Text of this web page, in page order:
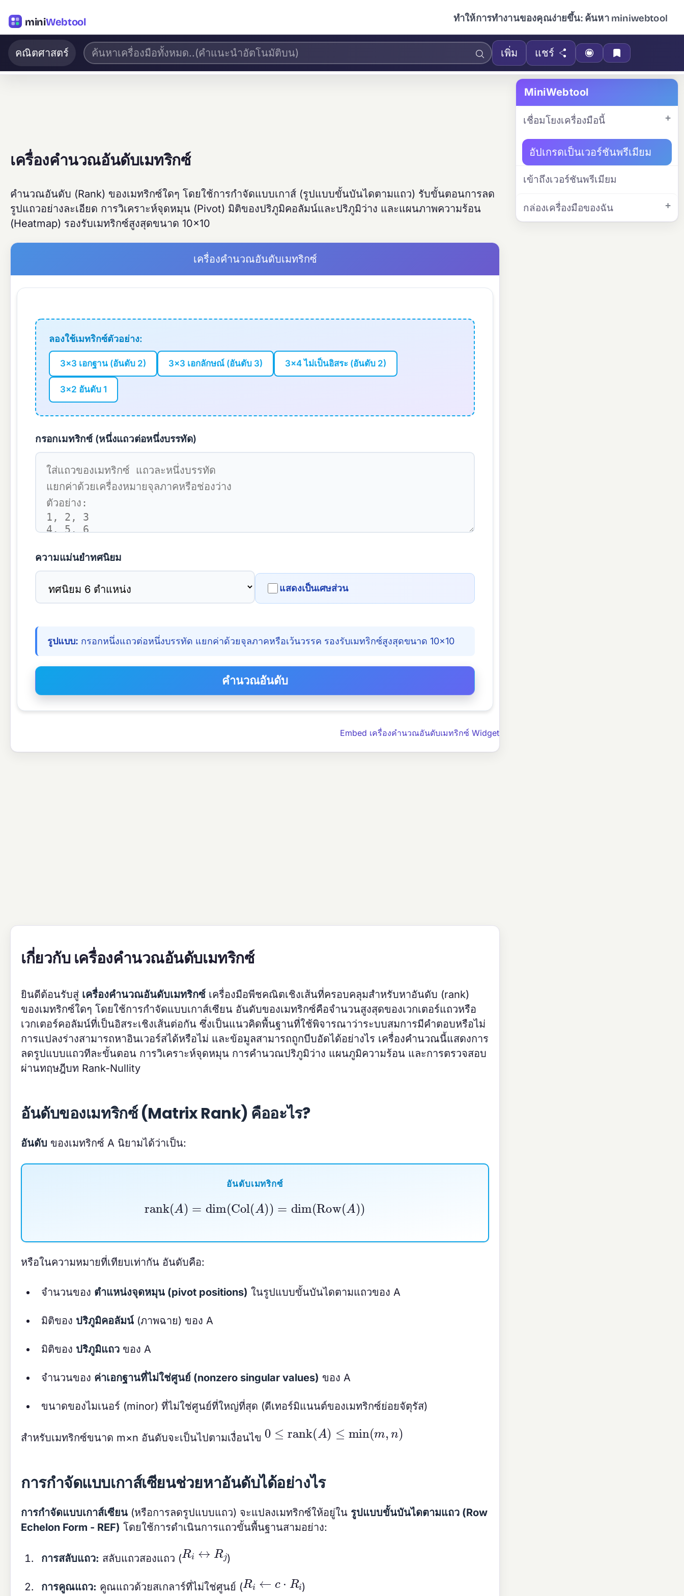
miniWebtool ทำให้การทำงานของคุณง่ายขึ้น: ค้นหา miniwebtool
คณิตศาสตร์ เพิ่ม แชร์
เครื่องคำนวณอันดับเมทริกซ์
คำนวณอันดับ (Rank) ของเมทริกซ์ใดๆ โดยใช้การกำจัดแบบเกาส์ (รูปแบบขั้นบันไดตามแถว) รับขั้นตอนการลด
รูปแถวอย่างละเอียด การวิเคราะห์จุดหมุน (Pivot) มิติของปริภูมิคอลัมน์และปริภูมิว่าง และแผนภาพความร้อน
(Heatmap) รองรับเมทริกซ์สูงสุดขนาด 10×10
เครื่องคำนวณอันดับเมทริกซ์
ลองใช้เมทริกซ์ตัวอย่าง:
3×3 เอกฐาน (อันดับ 2) 3×3 เอกลักษณ์ (อันดับ 3) 3×4 ไม่เป็นอิสระ (อันดับ 2)
3×2 อันดับ 1
กรอกเมทริกซ์ (หนึ่งแถวต่อหนึ่งบรรทัด)
ความแม่นยำทศนิยม
แสดงเป็นเศษส่วน
รูปแบบ: กรอกหนึ่งแถวต่อหนึ่งบรรทัด แยกค่าด้วยจุลภาคหรือเว้นวรรค รองรับเมทริกซ์สูงสุดขนาด 10×10
Embed เครื่องคำนวณอันดับเมทริกซ์ Widget
เกี่ยวกับ เครื่องคำนวณอันดับเมทริกซ์
ยินดีต้อนรับสู่ เครื่องคำนวณอันดับเมทริกซ์ เครื่องมือพีชคณิตเชิงเส้นที่ครอบคลุมสำหรับหาอันดับ (rank)
ของเมทริกซ์ใดๆ โดยใช้การกำจัดแบบเกาส์เซียน อันดับของเมทริกซ์คือจำนวนสูงสุดของเวกเตอร์แถวหรือ
เวกเตอร์คอลัมน์ที่เป็นอิสระเชิงเส้นต่อกัน ซึ่งเป็นแนวคิดพื้นฐานที่ใช้พิจารณาว่าระบบสมการมีคำตอบหรือไม่
การแปลงร่างสามารถหาอินเวอร์สได้หรือไม่ และข้อมูลสามารถถูกบีบอัดได้อย่างไร เครื่องคำนวณนี้แสดงการ
ลดรูปแบบแถวทีละขั้นตอน การวิเคราะห์จุดหมุน การคำนวณปริภูมิว่าง แผนภูมิความร้อน และการตรวจสอบ
ผ่านทฤษฎีบท Rank-Nullity
อันดับของเมทริกซ์ (Matrix Rank) คืออะไร?
อันดับ ของเมทริกซ์ A นิยามได้ว่าเป็น:
อันดับเมทริกซ์
rank(A dim(Col( A)) dim(Row(A ))
หรือในความหมายที่เทียบเท่ากัน อันดับคือ:
จำนวนของ ตำแหน่งจุดหมุน (pivot positions) ในรูปแบบขั้นบันไดตามแถวของ A
มิติของ ปริภูมิคอลัมน์ (ภาพฉาย) ของ A
มิติของ ปริภูมิแถว ของ A
จำนวนของ ค่าเอกฐานที่ไม่ใช่ศูนย์ (nonzero singular values) ของ A
ขนาดของไมเนอร์ (minor) ที่ไม่ใช่ศูนย์ที่ใหญ่ที่สุด (ดีเทอร์มิแนนต์ของเมทริกซ์ย่อยจัตุรัส)
สำหรับเมทริกซ์ขนาด m×n อันดับจะเป็นไปตามเงื่อนไข
0 ≤rank(A )≤ min(m,n)
การกำจัดแบบเกาส์เซียนช่วยหาอันดับได้อย่างไร
การกำจัดแบบเกาส์เซียน (หรือการลดรูปแบบแถว) จะแปลงเมทริกซ์ให้อยู่ใน รูปแบบขั้นบันไดตามแถว (Row
Echelon Form - REF) โดยใช้การดำเนินการแถวขั้นพื้นฐานสามอย่าง:
การสลับแถว: สลับแถวสองแถว (
Ri ↔ Rj
)
การคูณแถว: คูณแถวด้วยสเกลาร์ที่ไม่ใช่ศูนย์ (Ri ← ⋅R )
MiniWebtool
เชื่อมโยงเครื่องมือนี้
อัปเกรดเป็นเวอร์ชันพรีเมียม
เข้าถึงเวอร์ชันพรีเมียม
กล่องเครื่องมือของฉัน